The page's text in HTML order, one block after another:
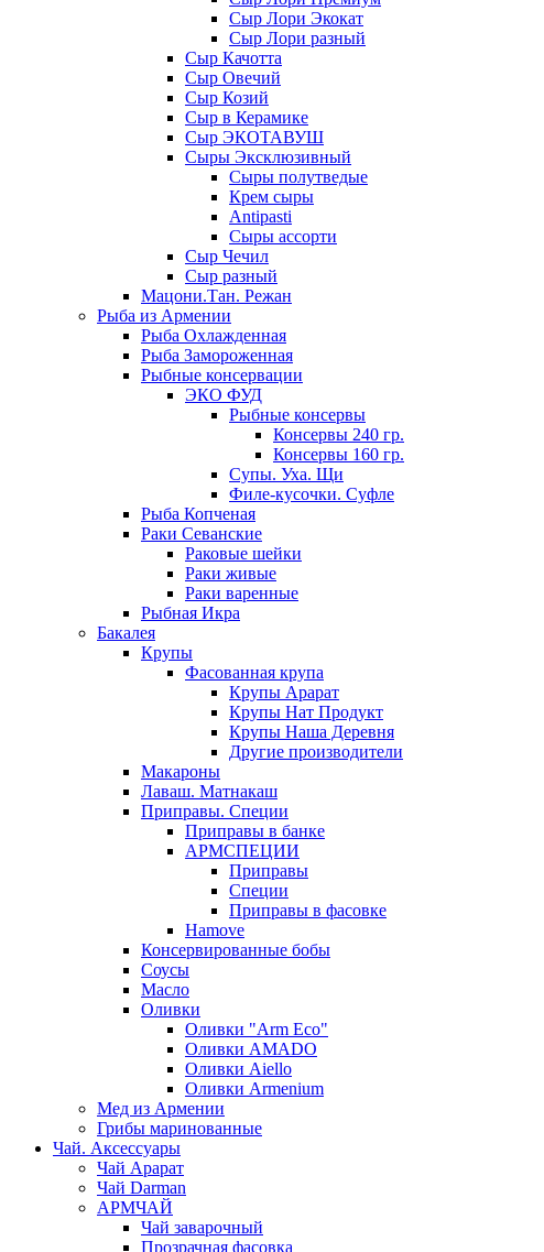
Сыр Лори Экокат
Сыр Лори разный
Сыр Качотта
Сыр Овечий
Сыр Козий
Сыр в Керамике
Сыр ЭКОТАВУШ
Сыры Эксклюзивный
Сыры полутведые
Крем сыры
Antipasti
Сыры ассорти
Сыр Чечил
Сыр разный
Мацони.Тан. Режан
Рыба из Армении
Рыба Охлажденная
Рыба Замороженная
Рыбные консервации
ЭКО ФУД
Рыбные консервы
Консервы 240 гр.
Консервы 160 гр.
Супы. Уха. Щи
Филе-кусочки. Суфле
Рыба Копченая
Раки Севанские
Раковые шейки
Раки живые
Раки варенные
Рыбная Икра
Бакалея
Крупы
Фасованная крупа
Крупы Арарат
Крупы Нат Продукт
Крупы Наша Деревня
Другие производители
Макароны
Лаваш. Матнакаш
Приправы. Специи
Приправы в банке
АРМСПЕЦИИ
Приправы
Специи
Приправы в фасовке
Hamove
Консервированные бобы
Соусы
Масло
Оливки
Оливки "Arm Eco"
Оливки AMADO
Оливки Aiello
Оливки Armenium
Мед из Армении
Грибы маринованные
Чай. Аксессуары
Чай Арарат
Чай Darman
АРМЧАЙ
Чай заварочный
Прозрачная фасовка